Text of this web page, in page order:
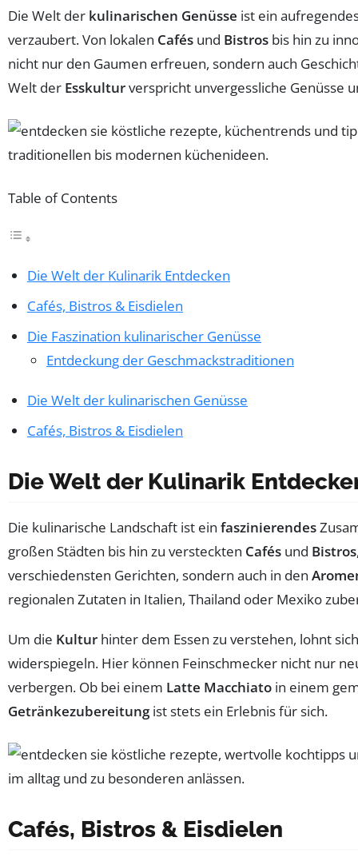
Die Welt der kulinarischen Genüsse ist ein
verzaubert. Von lokalen Cafés und Bistros bis hin zu
nicht nur den Gaumen erfreuen, sondern auch
Welt der Esskulturverspricht unvergessliche Genüsse
Table of Contents
Die Welt der Kulinarik Entdecken
Cafés, Bistros & Eisdielen
Die Faszination kulinarischer Genüsse
Entdeckung der Geschmackstraditionen
Die Welt der kulinarischen Genüsse
Cafés, Bistros & Eisdielen
Die Welt der Kulinarik
Die kulinarische Landschaft ist ein faszinierendes
großen Städten bis hin zu versteckten Cafés und Bistros
verschiedensten Gerichten, sondern auch in den
regionalen Zutaten in Italien, Thailand oder Mexiko
Um die Kultur hinter dem Essen zu verstehen, lohnt
widerspiegeln. Hier können Feinschmecker nicht nur
verbergen. Ob bei einem Latte Macchiato in einem
Getränkezubereitungist stets ein Erlebnis für sich.
Cafés, Bistros & Eisdielen